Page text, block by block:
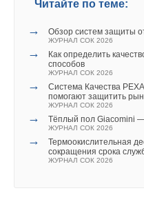
Читайте по теме:
→ Обзор систем защиты
ЖУРНАЛ СОК 2026
→
Как определить
способов
ЖУРНАЛ СОК 2026
→
Система Качества
помогают защитить
ЖУРНАЛ СОК 2026
→ Тёплый пол Giacomini
ЖУРНАЛ СОК 2026
→
Термоокислительная
сокращения срока
ЖУРНАЛ СОК 2026
Если температура внутри
заранее установленного
вторая система на основе
вытягивает ощущаемый
клапан, который питает
пока показатель
контролем посредством
в панели модулируема, что
помещении желаемой
любом случае на 1,5°С